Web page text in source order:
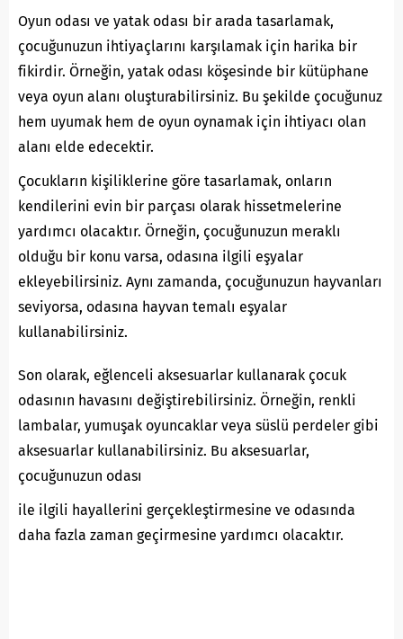
Oyun odası ve yatak odası bir arada tasarlamak,
çocuğunuzun ihtiyaçlarını karşılamak için harika bir
fikirdir. Örneğin, yatak odası köşesinde bir kütüphane
veya oyun alanı oluşturabilirsiniz. Bu şekilde çocuğunuz
hem uyumak hem de oyun oynamak için ihtiyacı olan
alanı elde edecektir.
Çocukların kişiliklerine göre tasarlamak, onların
kendilerini evin bir parçası olarak hissetmelerine
yardımcı olacaktır. Örneğin, çocuğunuzun meraklı
olduğu bir konu varsa, odasına ilgili eşyalar
ekleyebilirsiniz. Aynı zamanda, çocuğunuzun hayvanları
seviyorsa, odasına hayvan temalı eşyalar
kullanabilirsiniz.
Son olarak, eğlenceli aksesuarlar kullanarak çocuk
odasının havasını değiştirebilirsiniz. Örneğin, renkli
lambalar, yumuşak oyuncaklar veya süslü perdeler gibi
aksesuarlar kullanabilirsiniz. Bu aksesuarlar,
çocuğunuzun odası
ile ilgili hayallerini gerçekleştirmesine ve odasında
daha fazla zaman geçirmesine yardımcı olacaktır.